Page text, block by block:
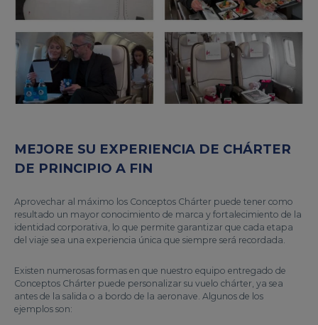
MEJORE SU EXPERIENCIA DE CHÁRTER
DE PRINCIPIO A FIN
Aprovechar al máximo los Conceptos Chárter puede tener como
resultado un mayor conocimiento de marca y fortalecimiento de la
identidad corporativa, lo que permite garantizar que cada etapa
del viaje sea una experiencia única que siempre será recordada.
Existen numerosas formas en que nuestro equipo entregado de
Conceptos Chárter puede personalizar su vuelo chárter, ya sea
antes de la salida o a bordo de la aeronave. Algunos de los
ejemplos son: